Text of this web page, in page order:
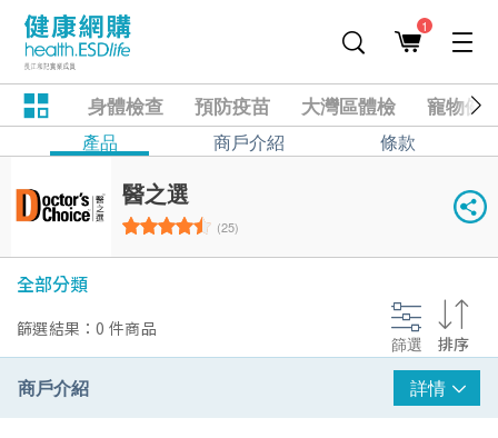
1
身體檢查 預防疫苗 大灣區體檢 寵物健
產品 商戶介紹 條款
醫之選
(25)
全部分類
篩選結果：0 件商品
篩選 排序
商戶介紹 詳情